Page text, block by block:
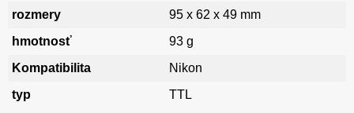
rozmery
95 x 62 x 49 mm
hmotnosť
93 g
Kompatibilita
Nikon
typ
TTL